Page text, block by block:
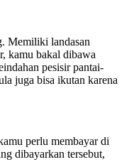
Memiliki landasan
kamu bakal dibawa
pesisir pantai-
juga bisa ikutan karena
perlu membayar di
dibayarkan tersebut,